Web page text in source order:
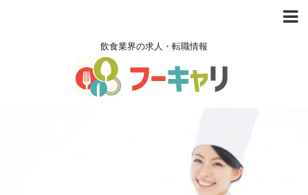
飲食業界の求人・転職情報